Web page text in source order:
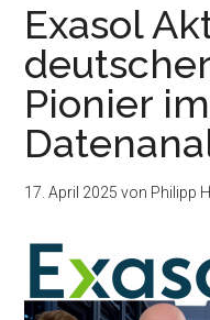
Exasol
Pionier im
17. April 2025 von Philipp